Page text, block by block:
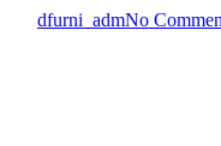
dfurni_admNo